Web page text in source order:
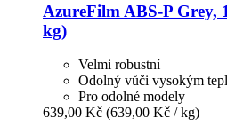
AzureFilm ABS-​P Grey,
kg)
Velmi robustní
Odolný vůči vysokým
Pro odolné modely
639,00 Kč (639,00 Kč / kg)